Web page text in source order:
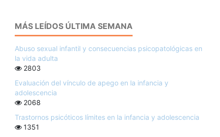
MÁS LEÍDOS ÚLTIMA SEMANA
Abuso sexual infantil y consecuencias psicopatológicas en
la vida adulta
2803
Evaluación del vínculo de apego en la infancia y
adolescencia
2068
Trastornos psicóticos límites en la infancia y adolescencia
1351